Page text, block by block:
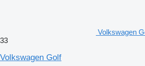
Volkswagen
33
Volkswagen Golf